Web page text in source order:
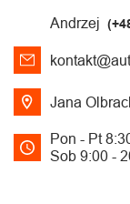
Andrzej
Jana
Pon - Pt
Sob 9:00 -